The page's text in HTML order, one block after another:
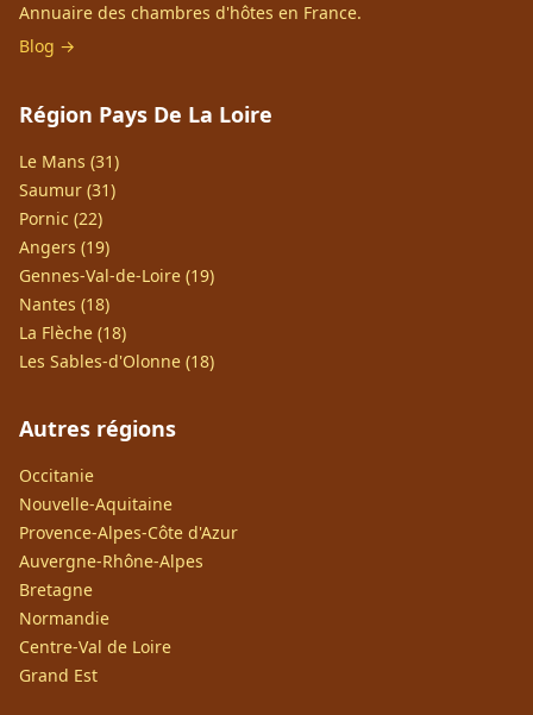
Annuaire des chambres d'hôtes en France.
Blog →
Région Pays De La Loire
Le Mans (31)
Saumur (31)
Pornic (22)
Angers (19)
Gennes-Val-de-Loire (19)
Nantes (18)
La Flèche (18)
Les Sables-d'Olonne (18)
Autres régions
Occitanie
Nouvelle-Aquitaine
Provence-Alpes-Côte d'Azur
Auvergne-Rhône-Alpes
Bretagne
Normandie
Centre-Val de Loire
Grand Est